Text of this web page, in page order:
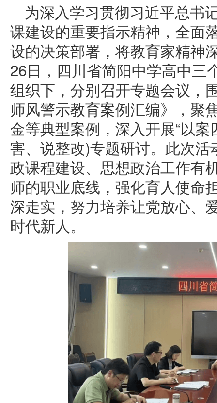
为深入学习贯彻习近平总书
课建设的重要指示精神，全面
设的决策部署，将教育家精神
26日，四川省简阳中学高中三
组织下，分别召开专题会议，
师风警示教育案例汇编》，聚
金等典型案例，深入开展“以
害、说整改)专题研讨。此次
政课程建设、思想政治工作有
师的职业底线，强化育人使命
深走实，努力培养让党放心、
时代新人。